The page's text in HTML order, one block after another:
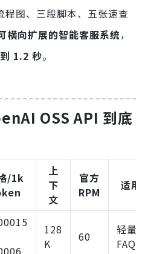
程图、三段脚本、五张速查
横向扩展的智能客服系统，
1.2 秒。
OSS API 到底
/1k
上
下
文
官方
RPM
适用
128
K
60
轻量级
FAQ